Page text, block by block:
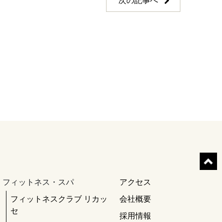
フィットネス・スパ
フィットネスクラブ リカッ
セ
アクセス
会社概要
採用情報